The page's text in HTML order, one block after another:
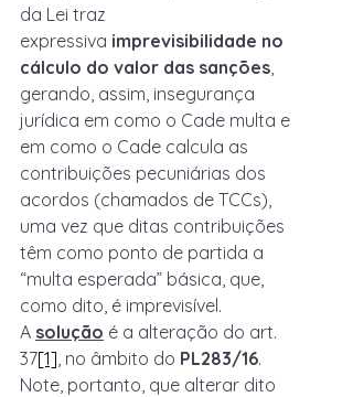
da Lei traz
expressiva imprevisibilidade no
cálculo do valor das sanções,
gerando, assim, insegurança
jurídica em como o Cade multa e
em como o Cade calcula as
contribuições pecuniárias dos
acordos (chamados de TCCs),
uma vez que ditas contribuições
têm como ponto de partida a
“multa esperada” básica, que,
como dito, é imprevisível.
A solução é a alteração do art.
37[1], no âmbito do PL283/16.
Note, portanto, que alterar dito